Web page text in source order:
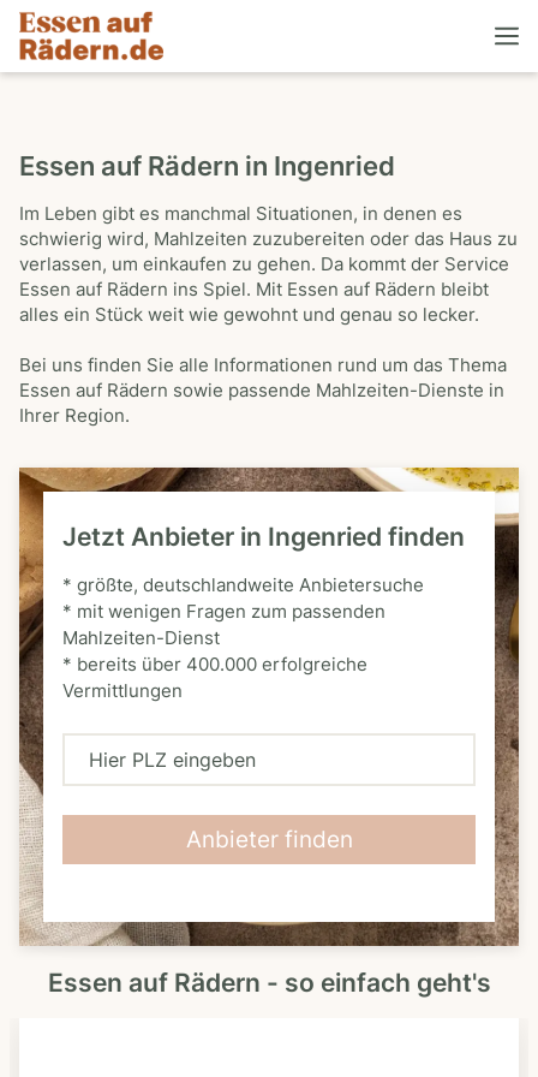
Essen auf Rädern in Ingenried
Im Leben gibt es manchmal Situationen, in denen es
schwierig wird, Mahlzeiten zuzubereiten oder das Haus zu
verlassen, um einkaufen zu gehen. Da kommt der Service
Essen auf Rädern ins Spiel. Mit Essen auf Rädern bleibt
alles ein Stück weit wie gewohnt und genau so lecker.
Bei uns finden Sie alle Informationen rund um das Thema
Essen auf Rädern sowie passende Mahlzeiten-Dienste in
Ihrer Region.
Jetzt Anbieter in Ingenried finden
* größte, deutschlandweite Anbietersuche
* mit wenigen Fragen zum passenden
Mahlzeiten-Dienst
* bereits über 400.000 erfolgreiche
Vermittlungen
H
L
Z
Anbieter finden
Essen auf Rädern - so einfach geht's